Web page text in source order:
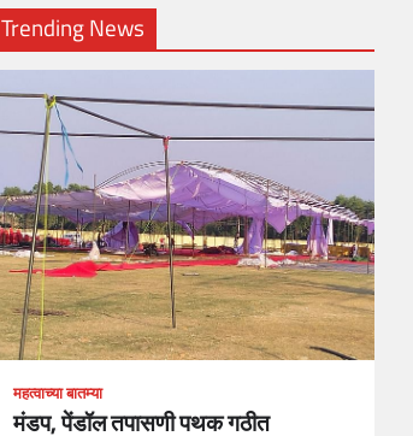
Trending News
महत्वाच्या बातम्या
मंडप, पेंडॉल तपासणी पथक गठीत